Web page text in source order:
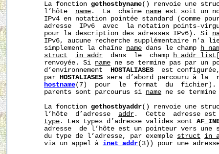
       La fonction
gethostbyname() renvoie une
       l’hôte
name .  La  chaîne name est soit un
IPv4 en notation pointée standard (comme
adresse  IPv6  avec  la notation points-
       pour la description des adresses IPv6). Si
IPv6, aucune recherche supplémentaire n’a
       simplement la chaîne
name dans le champ
struct
in_addr
  dans  le  champ
       renvoyée. Si
name ne se termine pas par
       d’environnement
HOSTALIASES
est
       par
HOSTALIASES sera d’abord parcouru à la
hostname(7)  pour  le  format  du  fichier).
       parents sont parcourus si
name ne se
       La fonction
gethostbyaddr() renvoie une
       l’hôte  d’adresse
addr .  Cette  adresse est
type . Les types d’adresse valides sont
adresse  de l’hôte est un pointeur vers une
       du type de l’adresse, par exemple
struct
       via un appel à
inet_addr(3)) pour une